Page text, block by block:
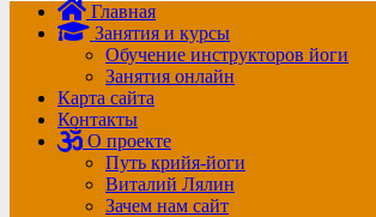
Главная
Занятия и курсы
Обучение инструкторов йоги
Занятия онлайн
Карта сайта
Контакты
О проекте
Путь крийя-йоги
Виталий Лялин
Зачем нам сайт